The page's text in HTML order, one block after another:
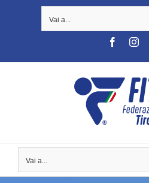
Vai a...
Vai a...